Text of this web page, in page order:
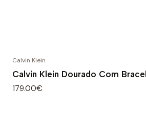
Calvin Klein
Calvin Klein Dourado Com
179.00€